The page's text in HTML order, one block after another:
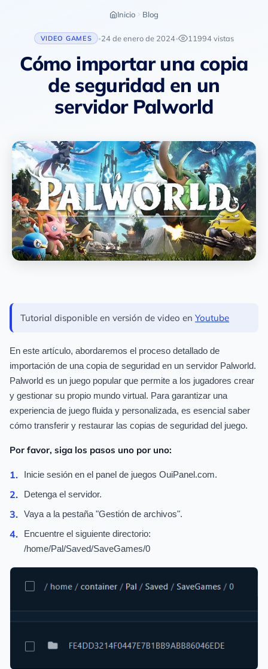
Inicio Blog
VIDEO GAMES •24 de enero de 2024• 11994 vistas
Cómo importar una copia
de seguridad en un
servidor Palworld
Tutorial disponible en versión de video en Youtube
En este artículo, abordaremos el proceso detallado de
importación de una copia de seguridad en un servidor Palworld.
Palworld es un juego popular que permite a los jugadores crear
y gestionar su propio mundo virtual. Para garantizar una
experiencia de juego fluida y personalizada, es esencial saber
cómo transferir y restaurar las copias de seguridad del juego.
Por favor, siga los pasos uno por uno:
Inicie sesión en el panel de juegos OuiPanel.com.
Detenga el servidor.
Vaya a la pestaña "Gestión de archivos".
Encuentre el siguiente directorio:
/home/Pal/Saved/SaveGames/0